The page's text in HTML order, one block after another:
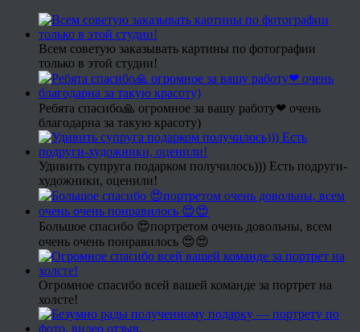
Всем советую заказывать картины по фотографии
только в этой студии!
Ребята спасибо🙏 огромное за вашу работу❤ очень
благодарна за такую красоту)
Удивить супруга подарком получилось))) Есть подруги-
художники, оценили!
Большое спасибо 😍портретом очень довольны, всем
очень очень понравилось 😍😍
Огромное спасибо всей вашей команде за портрет на
холсте!